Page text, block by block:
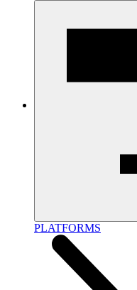
PLATFORMS